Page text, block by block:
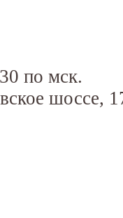
по мск.
шоссе,